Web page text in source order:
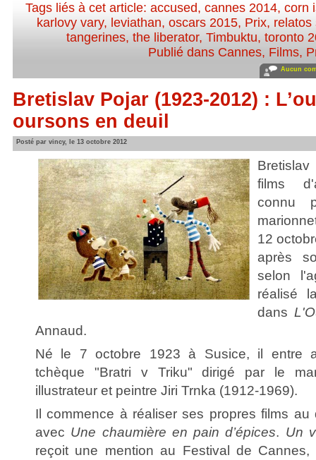
Tags liés à cet article: accused, cannes 2014, corn
karlovy vary, leviathan,oscars 2015, Prix, relatos
tangerines, the liberator, Timbuktu, toronto
Publié dans Cannes, Films,
Aucun
Bretislav Pojar (1923-2012) :
oursons en deuil
Posté par vincy, le 13 octobre 2012
films
connu
12
après
selon
réalisé
dans
Annaud.
Né le 7 octobre 1923 à Susice, il entre
tchèque "Bratri v Triku" dirigé par le
illustrateur et peintre Jiri Trnka (1912-1969).
Il commence à réaliser ses propres films
avec Une chaumière en pain d’épices. Un
reçoit une mention au Festival de